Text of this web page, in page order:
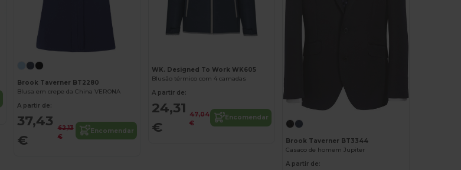
Brook Taverner BT2280
Blusa em crepe da China VERONA
A partir de:
37,43
€
62,13
€
Encomendar
WK. Designed To Work WK605
Blusăo térmico com 4 camadas
A partir de:
24,31
€
47,04
€
Encomendar
Brook Taverner BT3344
Casaco de homem Jupiter
A partir de: